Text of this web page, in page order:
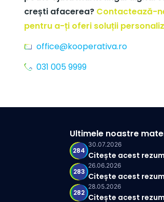
crești afacerea? Contactează-
pentru a-ți oferi soluții
office@kooperativa.ro
031 005 9999
Ultimele noastre
284
30.07.2026
Citește acest
283
26.06.2026
Citește acest
282
28.05.2026
Citește acest